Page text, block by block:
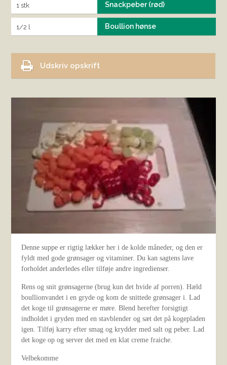
1 stk Snackpeber (rød)
1/2 l Boullion hønse
Udskriv opskrift
Denne suppe er rigtig lækker her i de kolde måneder, og den er
fyldt med gode grønsager og vitaminer. Du kan sagtens lave
forholdet anderledes eller tilføje andre ingredienser.
Rens og snit grønsagerne (brug kun det hvide af porren). Hæld
boullionvandet i en gryde og kom de snittede grønsager i. Lad
det koge til grønsagerne er møre. Blend herefter forsigtigt
indholdet i gryden med en stavblender og sæt det på kogepladen
igen. Tilføj karry efter smag og krydder med salt og peber. Lad
det koge op og server det med en klat creme fraiche.
Velbekomme